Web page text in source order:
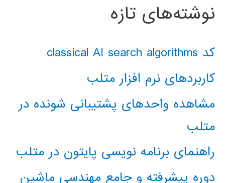
نوشته‌های تازه
کد classical AI search algorithms
کاربردهای نرم افزار متلب
مشاهده واحدهای پشتیبانی شونده در
متلب
راهنمای برنامه نویسی پایتون در متلب
دوره پیشرفته و جامع مهندسی ماشین